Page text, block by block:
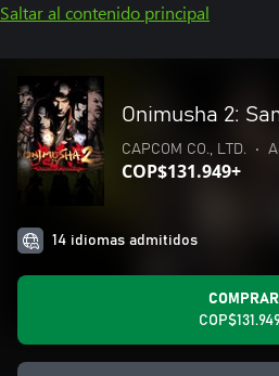
Saltar al contenido principal
Onimusha 2:
CAPCOM CO., LTD. •
COP$131.949+
14 idiomas admitidos
COMPRAR